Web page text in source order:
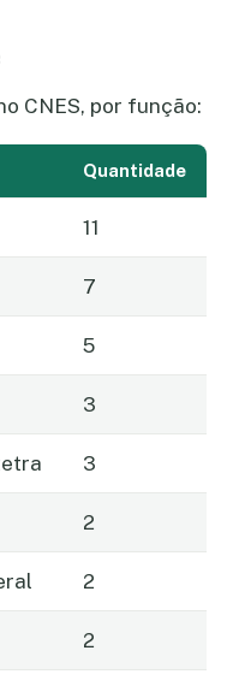
CNES, por função:
Quantidade
11
7
5
3
3
2
2
2